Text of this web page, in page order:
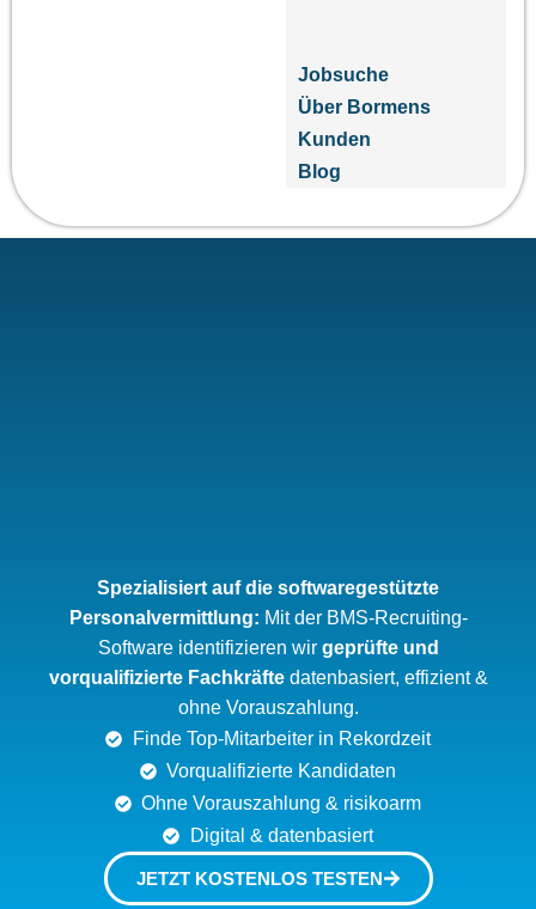
Jobsuche
Über Bormens
Kunden
Blog
Spezialisiert auf die softwaregestützte
Personalvermittlung: Mit der BMS-Recruiting-
Software identifizieren wir geprüfte und
vorqualifizierte Fachkräftedatenbasiert, effizient &
ohne Vorauszahlung.
Finde Top-Mitarbeiter in Rekordzeit
Vorqualifizierte Kandidaten
Ohne Vorauszahlung & risikoarm
Digital & datenbasiert
JETZT KOSTENLOS TESTEN